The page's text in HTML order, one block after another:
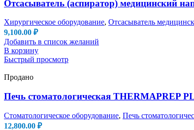
Отсасыватель (аспиратор) медицинский
Хирургическое оборудование, Отсасыватель
9,100.00 ₽
Добавить в список желаний
В корзину
Быстрый просмотр
Продано
Печь стоматологическая THERMAPREP
Стоматологическое оборудование, Печь
12,800.00 ₽